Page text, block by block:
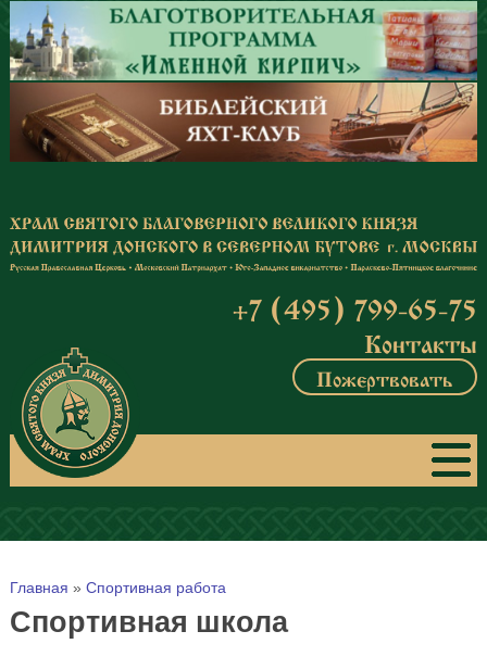
Перейти к основному содержанию
+7 (495) 799-65-75
Контакты
Пожертвовать
Вы здесь
Главная » Спортивная работа
Спортивная школа